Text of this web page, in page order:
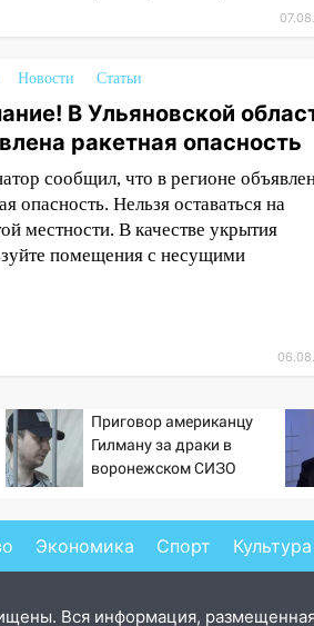
Новости Статьи
В Ульяновской
ракетная опасность
сообщил, что в регионе
опасность. Нельзя оставаться на
местности. В качестве укрытия
помещения с несущими
Приговор американцу
Гилману за драки в
воронежском СИЗО
Экономика Спорт Культура
Вся информация,